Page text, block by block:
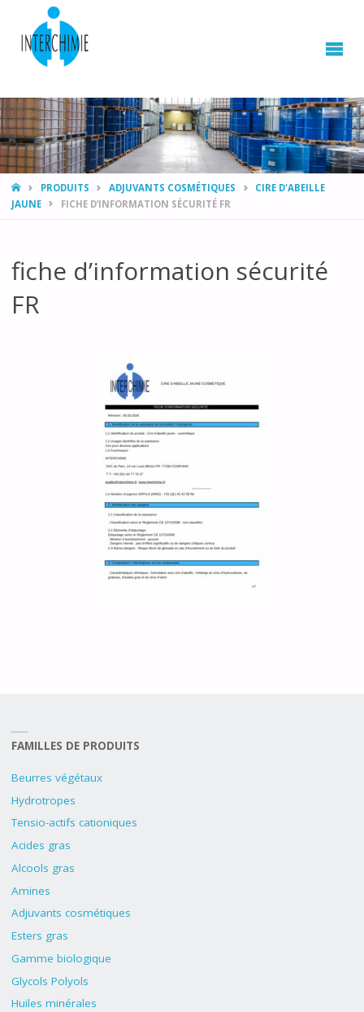
HOMEPRODUITS ADJUVANTS COSMÉTIQUES
CIRE D'ABEILLE
JAUNE
FICHE D’INFORMATION SÉCURITÉ FR
fiche d’information sécurité
FR
FAMILLES DE PRODUITS
Beurres végétaux
Hydrotropes
Tensio-actifs cationiques
Acides gras
Alcools gras
Amines
Adjuvants cosmétiques
Esters gras
Gamme biologique
Glycols Polyols
Huiles minérales